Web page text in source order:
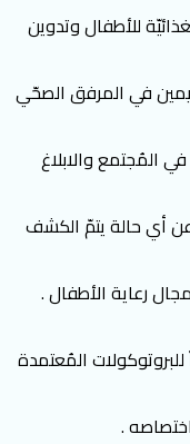
للأطفال وتدوين
في المرفق الصحّي
المُجتمع والابلاغ
أي حالة يتمّ الكشف
رعاية الأطفال .
للبروتوكولات المُعتمدة
.